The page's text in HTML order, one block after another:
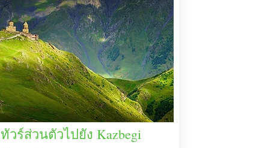
ทัวร์ส่วนตัวไปยัง Kazbegi